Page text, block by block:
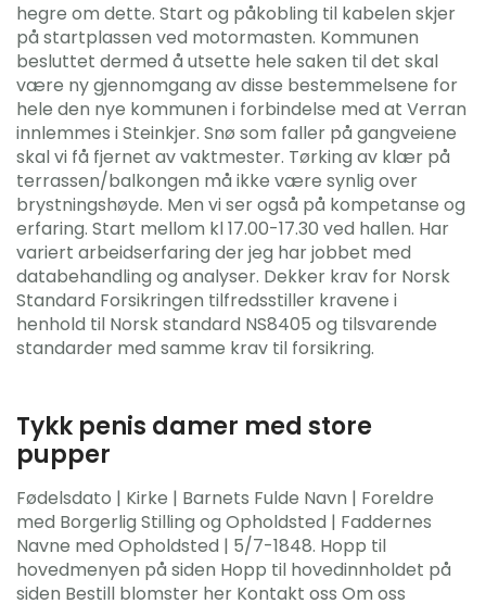
hegre om dette. Start og påkobling til kabelen skjer
på startplassen ved motormasten. Kommunen
besluttet dermed å utsette hele saken til det skal
være ny gjennomgang av disse bestemmelsene for
hele den nye kommunen i forbindelse med at Verran
innlemmes i Steinkjer. Snø som faller på gangveiene
skal vi få fjernet av vaktmester. Tørking av klær på
terrassen/balkongen må ikke være synlig over
brystningshøyde. Men vi ser også på kompetanse og
erfaring. Start mellom kl 17.00-17.30 ved hallen. Har
variert arbeidserfaring der jeg har jobbet med
databehandling og analyser. Dekker krav for Norsk
Standard Forsikringen tilfredsstiller kravene i
henhold til Norsk standard NS8405 og tilsvarende
standarder med samme krav til forsikring.
Tykk penis damer med store
pupper
Fødelsdato | Kirke | Barnets Fulde Navn | Foreldre
med Borgerlig Stilling og Opholdsted | Faddernes
Navne med Opholdsted | 5/7-1848. Hopp til
hovedmenyen på siden Hopp til hovedinnholdet på
siden Bestill blomster her Kontakt oss Om oss